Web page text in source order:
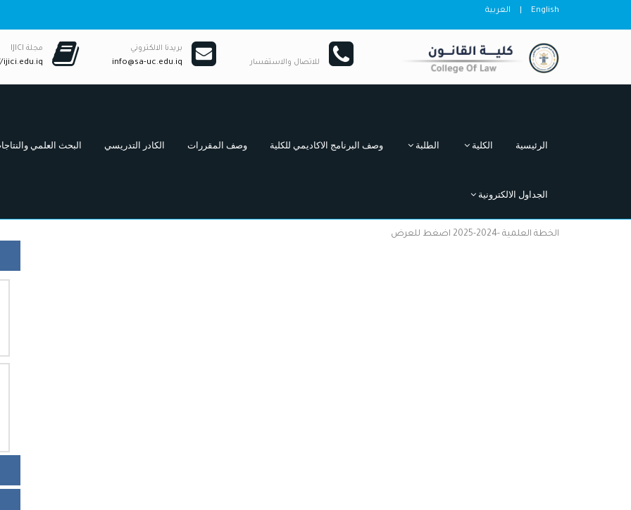
English العربية
للاتصال والاستفسار
بريدنا الالكتروني
info@sa-uc.edu.iq
مجلة IJICI
ijici.edu.iq
الرئيسية الكلية الطلبة وصف البرنامج الاكاديمي للكلية وصف المقررات الكادر التدريسي البحث العلمي
الجداول الالكترونية
الخطة العلمية -2024-2025 اضغط للعرض